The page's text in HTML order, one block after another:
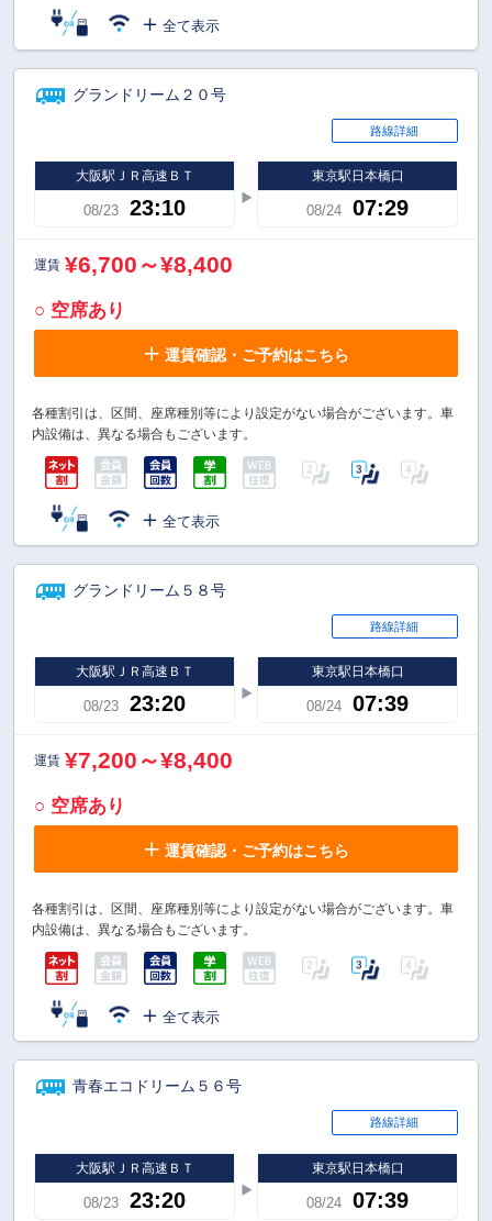
全て表示
グランドリーム２０号
路線詳細
大阪駅ＪＲ高速ＢＴ
08/23 23:10
東京駅日本橋口
08/24 07:29
運賃 ¥6,700～¥8,400
○ 空席あり
運賃確認・ご予約はこちら
各種割引は、区間、座席種別等により設定がない場合がございます。車
内設備は、異なる場合もございます。
全て表示
グランドリーム５８号
路線詳細
大阪駅ＪＲ高速ＢＴ
08/23 23:20
東京駅日本橋口
08/24 07:39
運賃 ¥7,200～¥8,400
○ 空席あり
運賃確認・ご予約はこちら
各種割引は、区間、座席種別等により設定がない場合がございます。車
内設備は、異なる場合もございます。
全て表示
青春エコドリーム５６号
路線詳細
大阪駅ＪＲ高速ＢＴ
08/23 23:20
東京駅日本橋口
08/24 07:39